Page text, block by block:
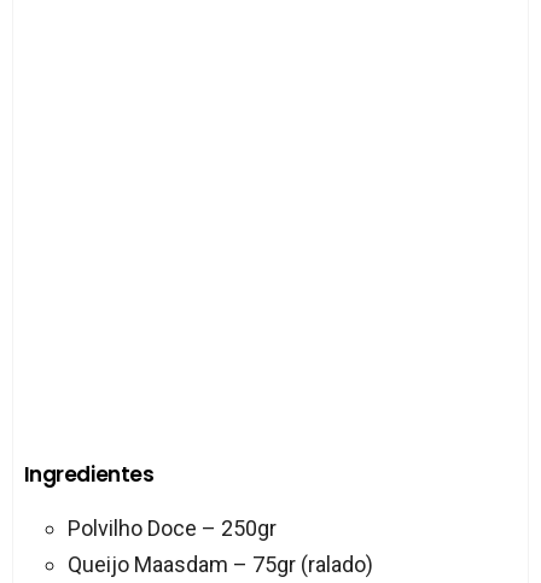
Ingredientes
Polvilho Doce – 250gr
Queijo Maasdam – 75gr (ralado)